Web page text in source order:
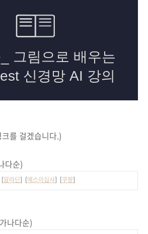
를 걸겠습니다.)
다순)
알라딘] [예스이십사] [쿠팡]
나다순)